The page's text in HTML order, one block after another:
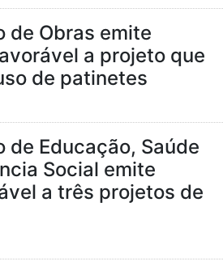
de Obras emite
a projeto que
de patinetes
de Educação, Saúde
Social emite
a três projetos de